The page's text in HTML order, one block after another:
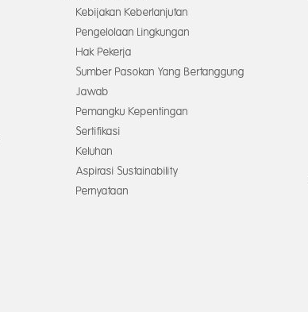
Kebijakan Keberlanjutan
Pengelolaan Lingkungan
Hak Pekerja
Sumber Pasokan Yang Bertanggung
Jawab
Pemangku Kepentingan
Sertifikasi
Keluhan
Aspirasi Sustainability
Pernyataan